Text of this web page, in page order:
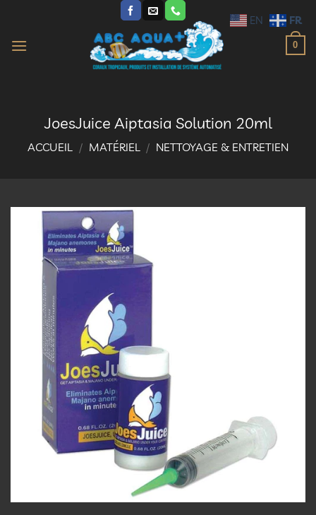
contenu
0
JoesJuice Aiptasia Solution 20ml
ACCUEIL / MATÉRIEL / NETTOYAGE & ENTRETIEN
EN FR